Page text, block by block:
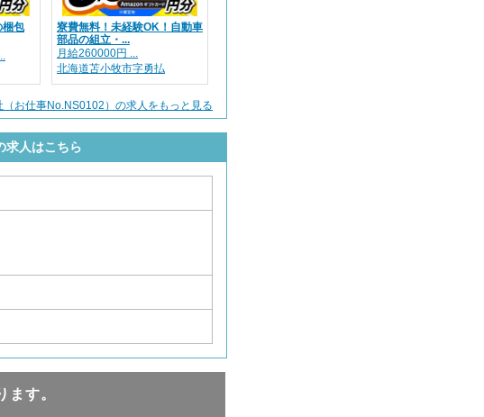
梱包
寮費無料！未経験OK！自動車
部品の組立・...
月給260000円 ...
北海道苫小牧市字勇払
お仕事No.NS0102）の求人をもっと見る
求人はこちら
す。